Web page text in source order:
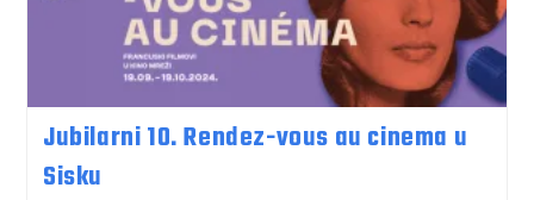
Jubilarni 10. Rendez-vous au cinema u
Sisku